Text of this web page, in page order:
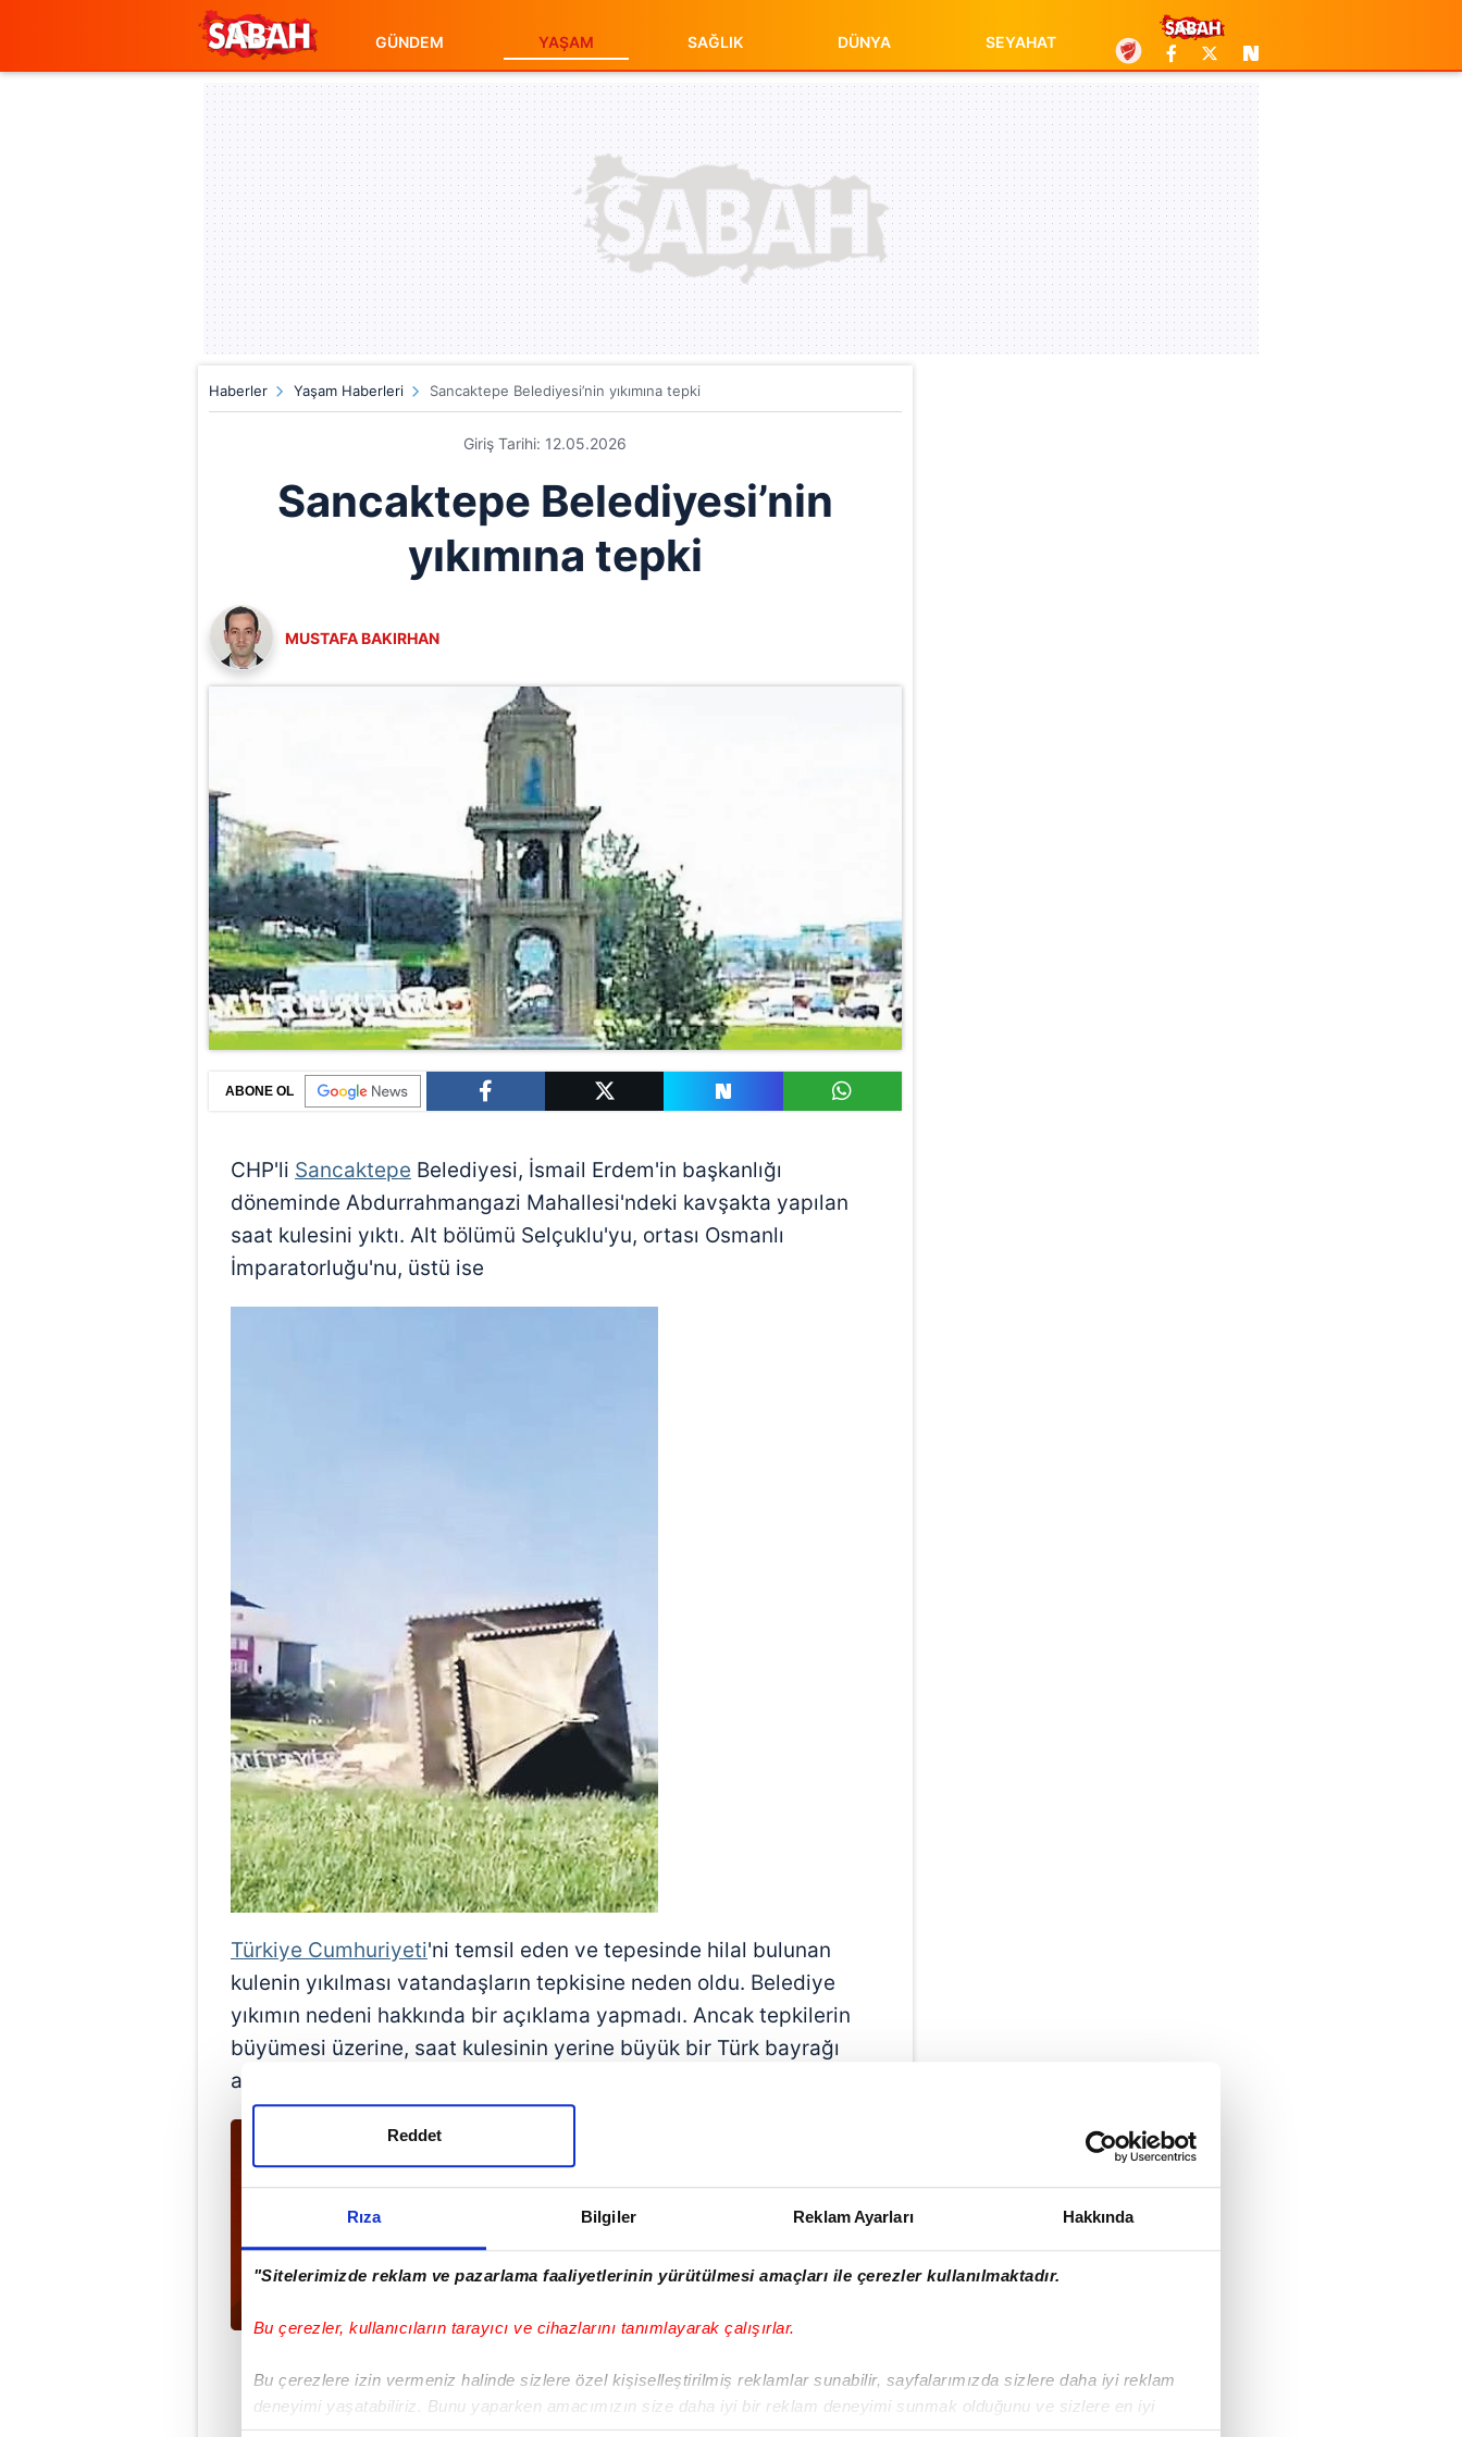
Rıza Bilgiler Reklam Ayarları Hakkında
"Sitelerimizde reklam ve pazarlama faaliyetlerinin yürütülmesi amaçları ile çerezler kullanılmaktadır.
Bu çerezler, kullanıcıların tarayıcı ve cihazlarını tanımlayarak çalışırlar.
Bu çerezlere izin vermeniz halinde sizlere özel kişiselleştirilmiş reklamlar sunabilir, sayfalarımızda sizlere daha iyi reklam
deneyimi yaşatabiliriz. Bunu yaparken amacımızın size daha iyi bir reklam deneyimi sunmak olduğunu ve sizlere en iyi
içerikleri sunabilmek adına elimizden gelen çabayı gösterdiğimizi ve bu noktada, reklamların maliyetlerimizi karşılamak
Reddet
GÜNDEM YAŞAM SAĞLIK DÜNYA SEYAHAT
Haberler Yaşam Haberleri Sancaktepe Belediyesi’nin yıkımına tepki
Giriş Tarihi: 12.05.2026
Sancaktepe Belediyesi’nin
yıkımına tepki
MUSTAFA BAKIRHAN
ABONE OL
CHP'li Sancaktepe Belediyesi, İsmail Erdem'in başkanlığı
döneminde Abdurrahmangazi Mahallesi'ndeki kavşakta yapılan
saat kulesini yıktı. Alt bölümü Selçuklu'yu, ortası Osmanlı
İmparatorluğu'nu, üstü ise
Türkiye Cumhuriyeti'ni temsil eden ve tepesinde hilal bulunan
kulenin yıkılması vatandaşların tepkisine neden oldu. Belediye
yıkımın nedeni hakkında bir açıklama yapmadı. Ancak tepkilerin
büyümesi üzerine, saat kulesinin yerine büyük bir Türk bayrağı
asmak için direk dikileceği belirtildi.
Haber Girişi